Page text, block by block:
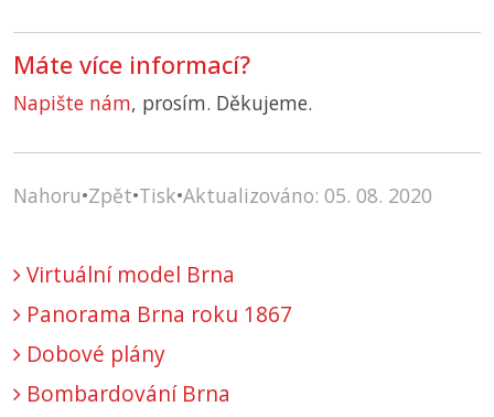
Máte více informací?
Napište nám, prosím. Děkujeme.
Nahoru•Zpět•Tisk•Aktualizováno: 05. 08. 2020
Virtuální model Brna
Panorama Brna roku 1867
Dobové plány
Bombardování Brna